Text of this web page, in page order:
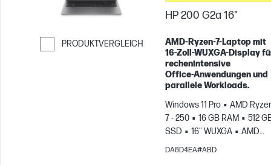
PRODUKTVERGLEICH
Weiter zum Vergleichen
HP 200 G2a 16"
AMD‑Ryzen‑7‑Laptop mit
16‑Zoll‑WUXGA‑Display
rechenintensive
Office‑Anwendungen und
parallele Workloads.
Windows 11 Pro
AMD
7 - 250
16 GB RAM
512
SSD
16" WUXGA
AMD
Radeon™ 780M Grafikkarte
DA8D4EA#ABD